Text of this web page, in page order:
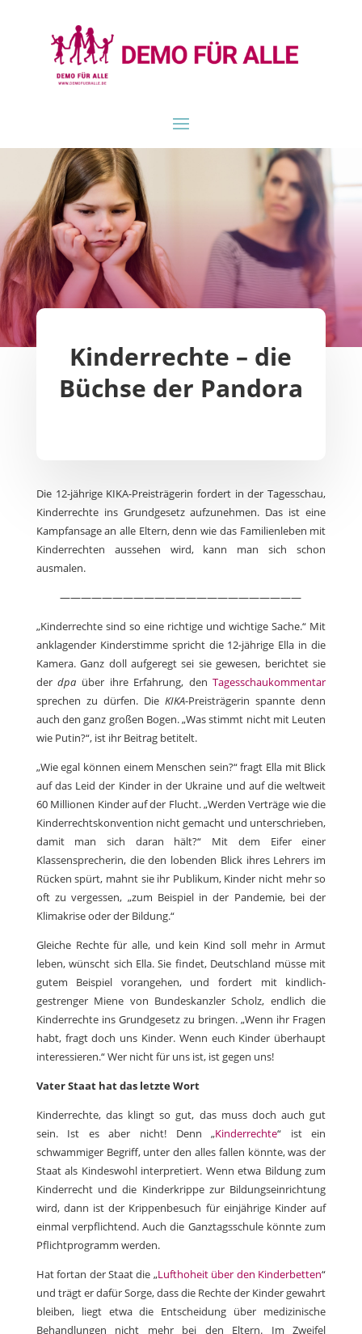
Kinderrechte – die
Büchse der Pandora
Die 12-jährige KIKA-Preisträgerin fordert in der Tagesschau,
Kinderrechte ins Grundgesetz aufzunehmen. Das ist eine
Kampfansage an alle Eltern, denn wie das Familienleben mit
Kinderrechten aussehen wird, kann man sich schon
ausmalen.
———————————————————————
„Kinderrechte sind so eine richtige und wichtige Sache.“ Mit
anklagender Kinderstimme spricht die 12-jährige Ella in die
Kamera. Ganz doll aufgeregt sei sie gewesen, berichtet sie
derdpa über ihre Erfahrung, denTagesschaukommentar
sprechen zu dürfen. DieKIKA-Preisträgerin spannte denn
auch den ganz großen Bogen. „Was stimmt nicht mit Leuten
wie Putin?“, ist ihr Beitrag betitelt.
„Wie egal können einem Menschen sein?“ fragt Ella mit Blick
auf das Leid der Kinder in der Ukraine und auf die weltweit
60 Millionen Kinder auf der Flucht. „Werden Verträge wie die
Kinderrechtskonvention nicht gemacht und unterschrieben,
damit man sich daran hält?“ Mit dem Eifer einer
Klassensprecherin, die den lobenden Blick ihres Lehrers im
Rücken spürt, mahnt sie ihr Publikum, Kinder nicht mehr so
oft zu vergessen, „zum Beispiel in der Pandemie, bei der
Klimakrise oder der Bildung.“
Gleiche Rechte für alle, und kein Kind soll mehr in Armut
leben, wünscht sich Ella. Sie findet, Deutschland müsse mit
gutem Beispiel vorangehen, und fordert mit kindlich-
gestrenger Miene von Bundeskanzler Scholz, endlich die
Kinderrechte ins Grundgesetz zu bringen. „Wenn ihr Fragen
habt, fragt doch uns Kinder. Wenn euch Kinder überhaupt
interessieren.“ Wer nicht für uns ist, ist gegen uns!
Vater Staat hat das letzte Wort
Kinderrechte, das klingt so gut, das muss doch auch gut
sein. Ist es aber nicht! Denn „Kinderrechte“ ist ein
schwammiger Begriff, unter den alles fallen könnte, was der
Staat als Kindeswohl interpretiert. Wenn etwa Bildung zum
Kinderrecht und die Kinderkrippe zur Bildungseinrichtung
wird, dann ist der Krippenbesuch für einjährige Kinder auf
einmal verpflichtend. Auch die Ganztagsschule könnte zum
Pflichtprogramm werden.
Hat fortan der Staat die „Lufthoheit über den Kinderbetten“
und trägt er dafür Sorge, dass die Rechte der Kinder gewahrt
bleiben, liegt etwa die Entscheidung über medizinische
Behandlungen nicht mehr bei den Eltern. Im Zweifel